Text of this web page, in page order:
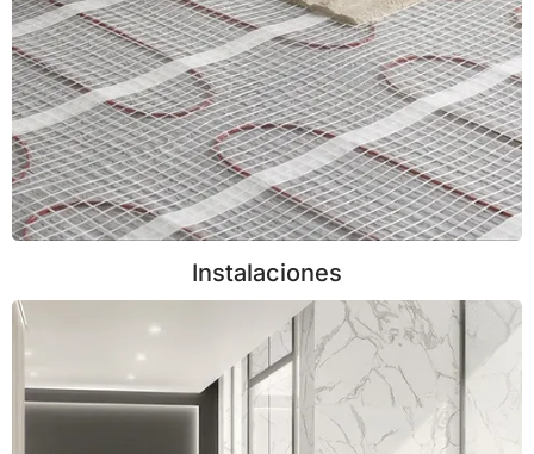
Instalaciones